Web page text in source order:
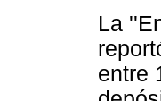
La
entre